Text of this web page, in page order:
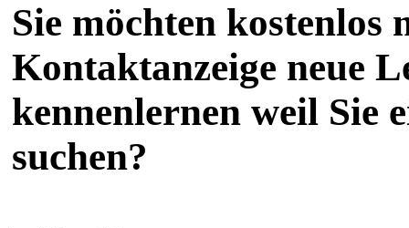
Sie möchten kostenlos
Kontaktanzeige neue
kennenlernen weil Sie
suchen?